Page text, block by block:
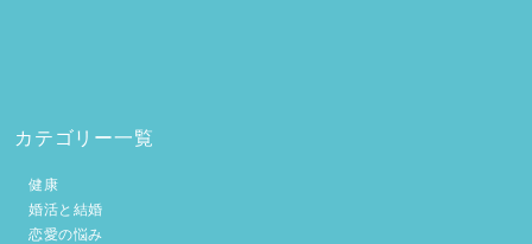
カテゴリー一覧
健康
婚活と結婚
恋愛の悩み